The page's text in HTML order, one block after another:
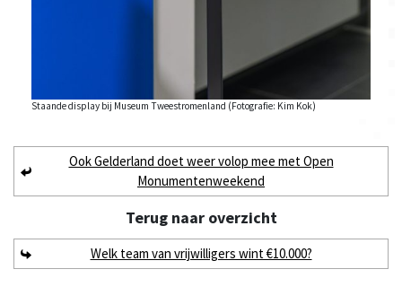
Staande display bij Museum Tweestromenland (Fotografie: Kim Kok)
Ook Gelderland doet weer volop mee met Open
Monumentenweekend
Terug naaroverzicht
Welk team van vrijwilligers wint €10.000?